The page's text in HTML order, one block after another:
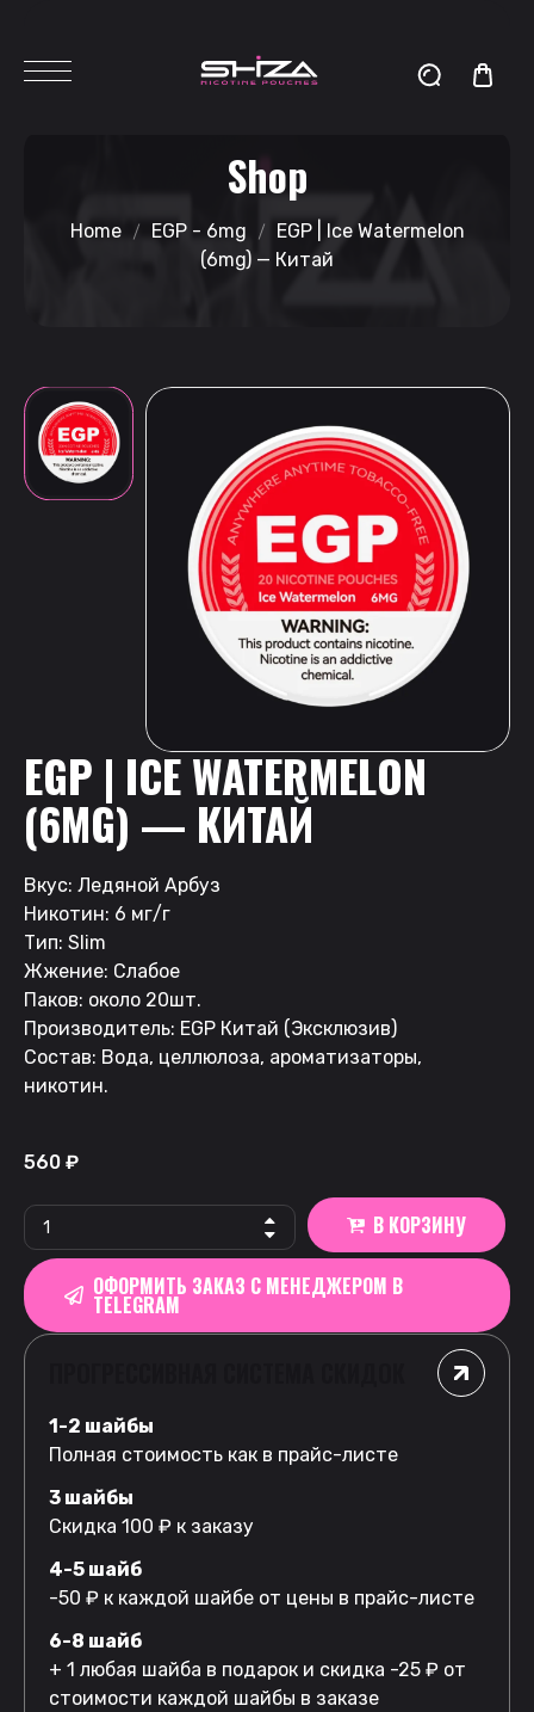
Shop
Home EGP - 6mg
EGP | Ice Watermelon
(6mg) — Китай
EGP | ICE WATERMELON
(6MG) — КИТАЙ
Вкус: Ледяной Арбуз
Никотин: 6 мг/г
Тип: Slim
Жжение: Слабое
Паков: около 20шт.
Производитель: EGP Китай (Эксклюзив)
Состав: Вода, целлюлоза, ароматизаторы,
никотин.
560 ₽
В КОРЗИНУ
ОФОРМИТЬ ЗАКАЗ С МЕНЕДЖЕРОМ В
TELEGRAM
1-2 шайбы
Полная стоимость как в прайс-листе
3 шайбы
Скидка 100 ₽ к заказу
4-5 шайб
-50 ₽ к каждой шайбе от цены в прайс-листе
6-8 шайб
+ 1 любая шайба в подарок и скидка -25 ₽ от
стоимости каждой шайбы в заказе